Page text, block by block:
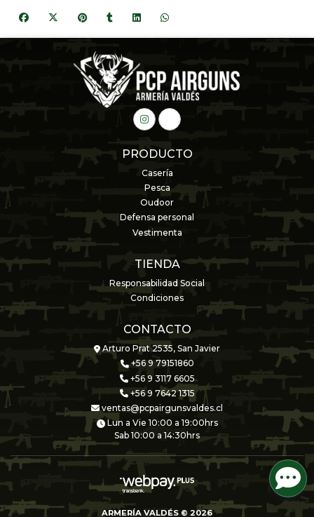
PRODUCTO
Casería
Pesca
Oudoor
Defensa personal
Vestimenta
TIENDA
Responsabilidad Social
Condiciones
CONTACTO
Arturo Prat 2535, San Javier
+56 9 79151860
+56 9 3117 6605
+56 9 7642 1315
ventas@pcpairgunsvaldes.cl
Lun a Vie 10:00 a 19:00hrs
Sab 10:00 a 14:30hrs
ARMERÍA VALDÉS © 2026